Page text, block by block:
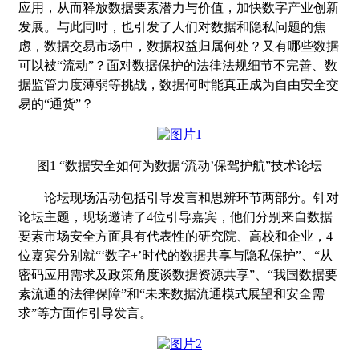
应用，从而释放数据要素潜力与价值，加快数字产业创新
发展。与此同时，也引发了人们对数据和隐私问题的焦
虑，数据交易市场中，数据权益归属何处？又有哪些数据
可以被“流动” ？面对数据保护的法律法规细节不完善、数
据监管力度薄弱等挑战，数据何时能真正成为自由安全交
易的“通货” ？
图1 “数据安全如何为数据‘流动’保驾护航”技术论坛
论坛现场活动包括引导发言和思辨环节两部分。针对
论坛主题，现场邀请了4位引导嘉宾，他们分别来自数据
要素市场安全方面具有代表性的研究院、高校和企业， 4
位嘉宾分别 就“‘数字+’时代的数据共享与隐私保护” “从
密码应用需求及政策角度谈数据资源共享” “我国数据要
素流通的法律保障”和“未来数据流通模式展望和安全需
求”等方面作引导发言。